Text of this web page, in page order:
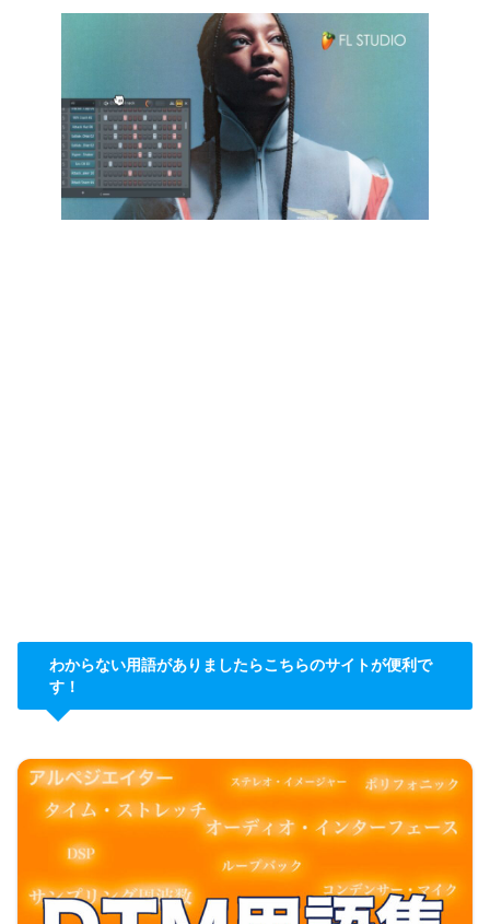
わからない用語がありましたらこちらのサイトが便利で
す！